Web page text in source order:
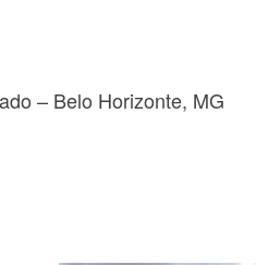
– Belo Horizonte, MG